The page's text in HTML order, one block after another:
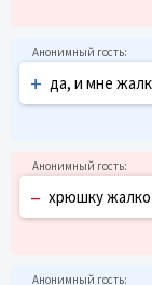
+ да, и мне
– хрюшку